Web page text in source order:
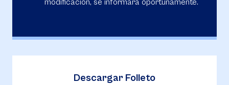
modificación, se informará oportunamente.
Descargar Folleto